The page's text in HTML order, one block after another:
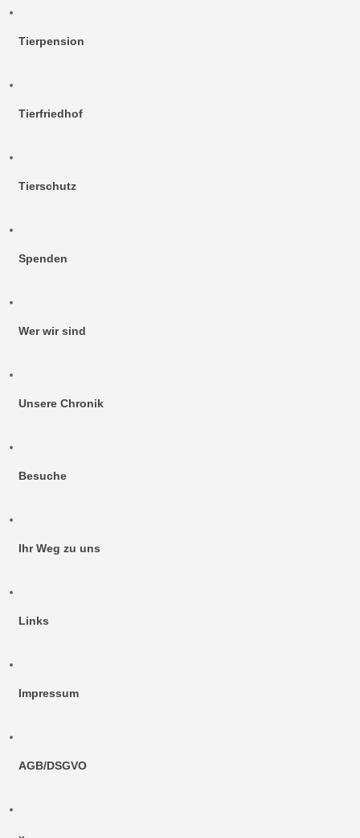
Tierpension
Tierfriedhof
Tierschutz
Spenden
Wer wir sind
Unsere Chronik
Besuche
Ihr Weg zu uns
Links
Impressum
AGB/DSGVO